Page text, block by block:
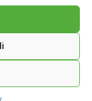
110%
con il
come
la
Radici